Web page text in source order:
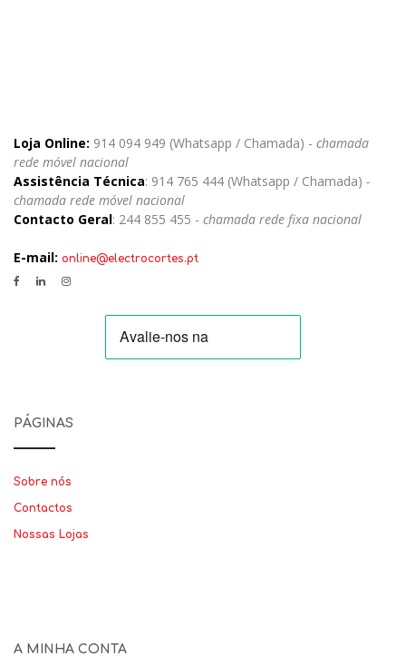
Loja Online: 914 094 949 (Whatsapp / Chamada) - chamada
rede móvel nacional
Assistência Técnica: 914 765 444 (Whatsapp / Chamada) -
chamada rede móvel nacional
Contacto Geral: 244 855 455 - chamada rede fixa nacional
E-mail: online@electrocortes.pt
PÁGINAS
Sobre nós
Contactos
Nossas Lojas
A MINHA CONTA